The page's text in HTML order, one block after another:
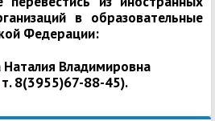
в образовательные
Федерации:
Владимировна
т. 8(3955)67-88-45).